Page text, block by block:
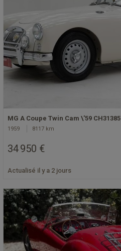
MG A Coupe Twin Cam \'59 CH31385
1959 8117 km
34 950 €
Actualisé il y a 2 jours